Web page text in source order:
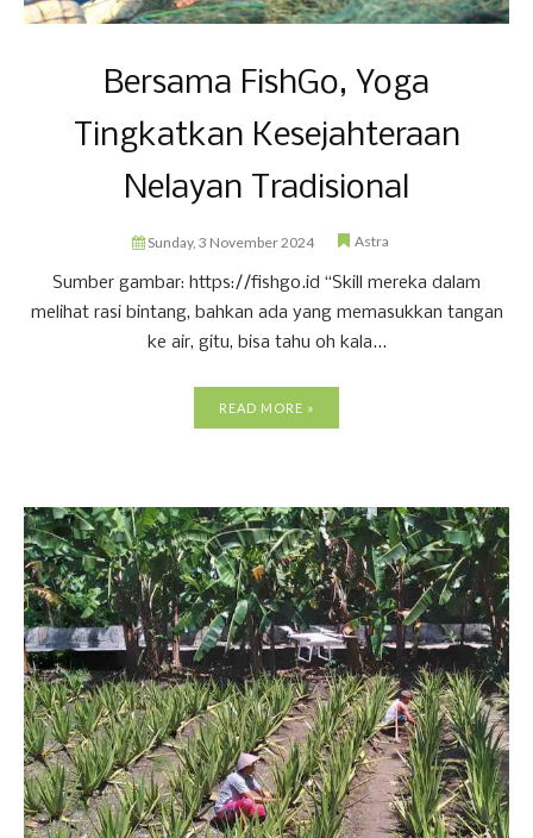
Bersama FishGo, Yoga
Tingkatkan Kesejahteraan
Nelayan Tradisional
Sunday, 3 November 2024 Astra
Sumber gambar: https://fishgo.id “Skill mereka dalam
melihat rasi bintang, bahkan ada yang memasukkan tangan
ke air, gitu, bisa tahu oh kala...
READ MORE »